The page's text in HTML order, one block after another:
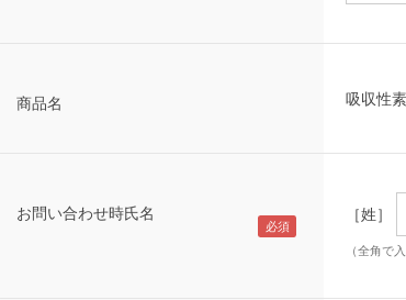
商品名 吸収性
お問い合わせ時氏名 ［姓］
（全角で